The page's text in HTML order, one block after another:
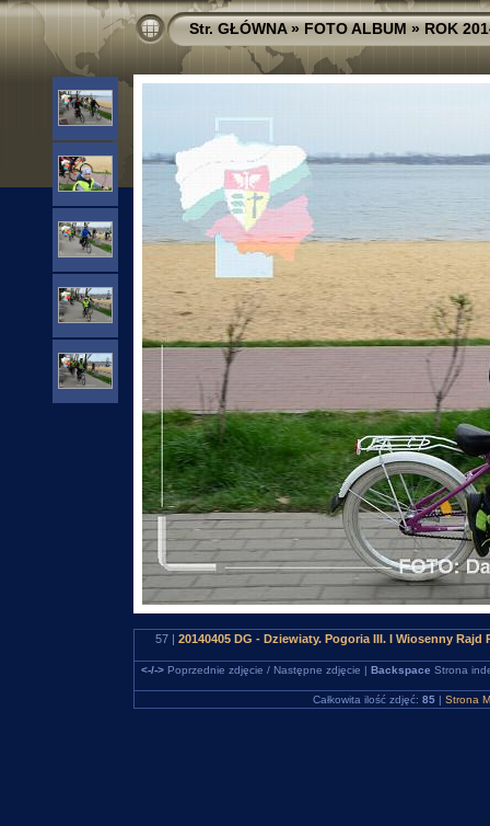
Str. GŁÓWNA»FOTO ALBUM»ROK
57 | 20140405 DG - Dziewiaty. Pogoria III. I Wiosenny
<-/->Poprzednie zdjęcie / Następne zdjęcie | Backspace Strona
Całkowita ilość zdjęć: 85 | Strona